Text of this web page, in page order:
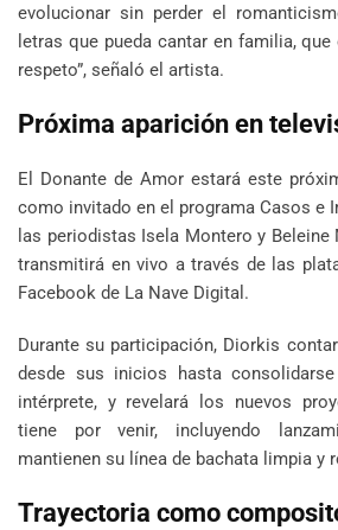
evolucionar sin perder el
letras que pueda cantar en familia,
respeto”, señaló el artista.
Próxima aparición en
El Donante de Amor estará este
como invitado en el programa Casos e
las periodistas Isela Montero y
transmitirá en vivo a través de las
Facebook de La Nave Digital.
Durante su participación, Diorkis
desde sus inicios hasta
intérprete, y revelará los nuevos
tiene por venir, incluyendo
mantienen su línea de bachata limpia y
Trayectoria como